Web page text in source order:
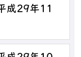
成29年11